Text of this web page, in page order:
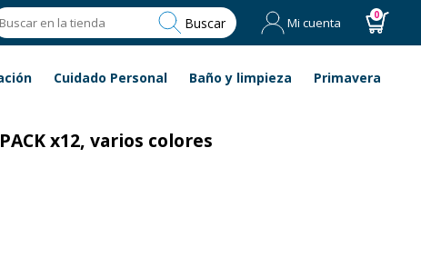
Buscar Mi cuenta 0
Cuidado Personal Baño y limpieza Primavera
x12, varios colores